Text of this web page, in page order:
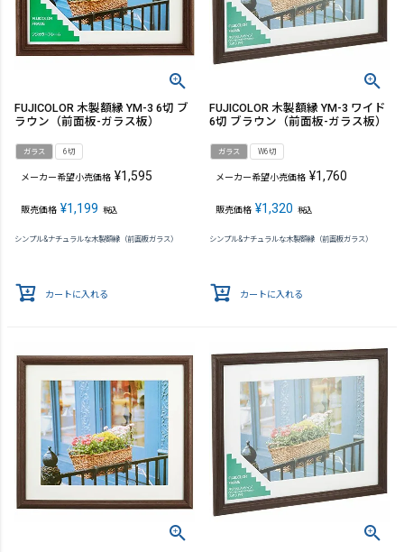
FUJICOLOR 木製額縁 YM-3 6切 ブ
ラウン（前面板-ガラス板）
ガラス 6切
メーカー希望小売価格 ¥1,595
販売価格 ¥1,199 税込
シンプル&ナチュラルな木製額縁（前面板ガラス）
カートに入れる
FUJICOLOR 木製額縁 YM-3 ワイド
6切 ブラウン（前面板-ガラス板）
ガラス W6切
メーカー希望小売価格 ¥1,760
販売価格 ¥1,320 税込
シンプル&ナチュラルな木製額縁（前面板ガラス）
カートに入れる